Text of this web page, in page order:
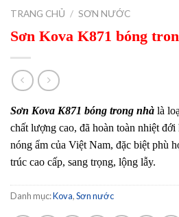
TRANG CHỦ / SƠN NƯỚC
Sơn Kova K871 bóng
Sơn Kova K871 bóng trong nhà là
chất lượng cao, đã hoàn toàn nhiệt
nóng ẩm của Việt Nam, đặc biệt phù
trúc cao cấp, sang trọng, lộng lẫy.
Danh mục:Kova,Sơn nước